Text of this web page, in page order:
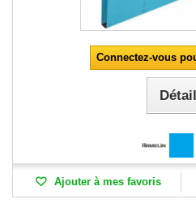
Connectez-vous
Ajouter à mes favoris